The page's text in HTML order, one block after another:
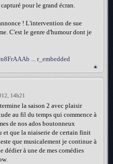
pour le grand écran.
! L'intervention de sue
C'est le genre d'humour dont je
... r_embedded
14h21
la saison 2 avec plaisir
au fil du temps qui commence à
de nos ados boutonneux
et que la niaiserie de certain finit
que musicalement je continue à
dédier à une de mes comédies